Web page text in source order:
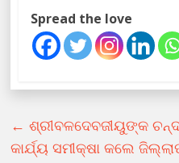
Spread the love
← ଶ୍ରୀବଳଦେବଜୀୟୁଙ୍କ
କାର୍ଯ୍ୟ ସମୀକ୍ଷା କଲେ